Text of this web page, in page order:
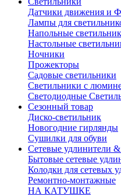
Датчики движения и
Лампы для
Напольные
Настольные
Ночники
Прожекторы
Садовые светильники
Светильники с
Светодиодные
Сезонный товар
Диско-светильник
Новогодние гирлянды
Сушилки для обуви
Сетевые удлинители
Бытовые сетевые
Колодки для сетевых
Ремонтно-монтажные
НА КАТУШКЕ